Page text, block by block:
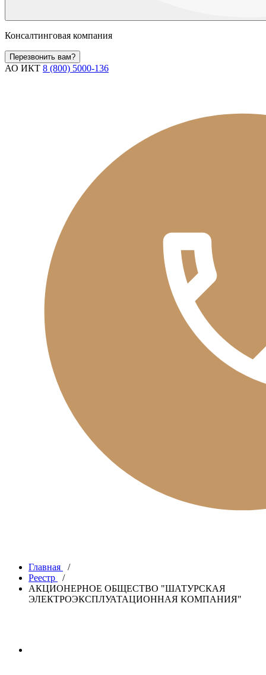
Консалтинговая компания
Перезвонить вам?
АО ИКТ 8 (800) 5000-136
Главная
/
Реестр
/
АКЦИОНЕРНОЕ ОБЩЕСТВО "ШАТУРСКАЯ
ЭЛЕКТРОЭКСПЛУАТАЦИОННАЯ КОМПАНИЯ"